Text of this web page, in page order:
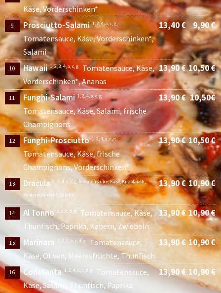
Käse, Vorderschinken*
9 Prosciutto-Salami 1, 2, 4, a, c, g
Tomatensauce, Käse, Vorderschinken*,
Salami
13,40 € 9,90 €
10 Hawaii 1, 2, 3, 4, a, c, g Tomatensauce, Käse,
Vorderschinken*, Ananas
13,90 € 10,50 €
11 Funghi-Salami 1, 2, 4, a, c, g
Tomatensauce, Käse, Salami, frische
Champignons
13,90 € 10,50€
12 Funghi-Prosciutto 1, 2, 4, a, c, g
Tomatensauce, Käse, frische
Champignons, Vorderschinken*
13,90 € 10,50 €
13 Dracula 1, 2, 4, a, c, g Tomatensauce, Käse, Knoblauch,
Vorderschinken*, Salami
13,90 € 10,90 €
14 Al Tonno 1, a, c, d, g
Tomatensauce, Käse,
Thunfisch, Paprika, Kapern, Zwiebeln
13,90 € 10,90 €
15 Marinara 1, 2, 3, a, c, d, g
Tomatensauce,
Käse, Oliven, Meeresfrüchte, Thunfisch
13,90 € 10,90 €
16 Constanta 1, 2, 4, a, c, d, g
Tomatensauce,
Käse, Salami, Thunfisch, Paprika
13,90 € 10,90 €